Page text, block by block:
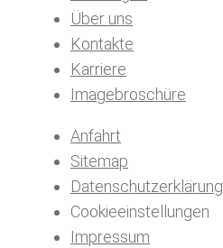
Über uns
Kontakte
Karriere
Imagebroschüre
Anfahrt
Sitemap
Datenschutzerklärung
Cookieeinstellungen
Impressum